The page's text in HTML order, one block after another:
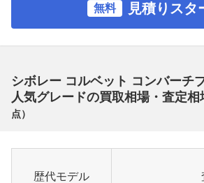
無料 見積りスタ
シボレー コルベット コンバーチ
人気グレードの買取相場・査定相
点）
歴代モデル